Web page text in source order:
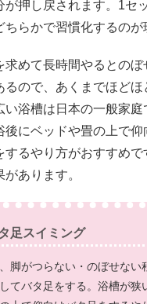
が押し戻されます。1セ
らかで習慣化するのが
求めて長時間やるとのぼ
るので、あくまでほど
い浴槽は日本の一般家庭
後にベッドや畳の上で
するやり方がおすすめ
あります。
足スイミング
脚がつらない・のぼせない
てバタ足をする。浴槽が狭